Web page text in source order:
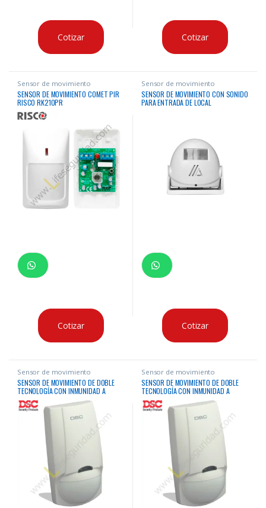
Cotizar Cotizar
Sensor de movimiento
SENSOR DE MOVIMIENTO COMET PIR
RISCO RK210PR
Cotizar
Sensor de movimiento
SENSOR DE MOVIMIENTO CON SONIDO
PARA ENTRADA DE LOCAL
Cotizar
Sensor de movimiento
SENSOR DE MOVIMIENTO DE DOBLE
TECNOLOGÍA CON INMUNIDAD A
MASCOTAS
Sensor de movimiento
SENSOR DE MOVIMIENTO DE DOBLE
TECNOLOGÍA CON INMUNIDAD A
MASCOTAS